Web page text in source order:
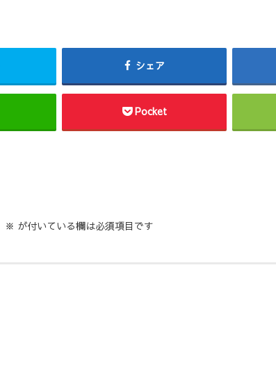
シェア
Pocket
※ が付いている欄は必須項目です